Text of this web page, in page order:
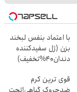
با اعتماد بنفس لبخند
بزن (ژل سفیدکننده
دندان40%تخفیف)
قوی ترین کرم